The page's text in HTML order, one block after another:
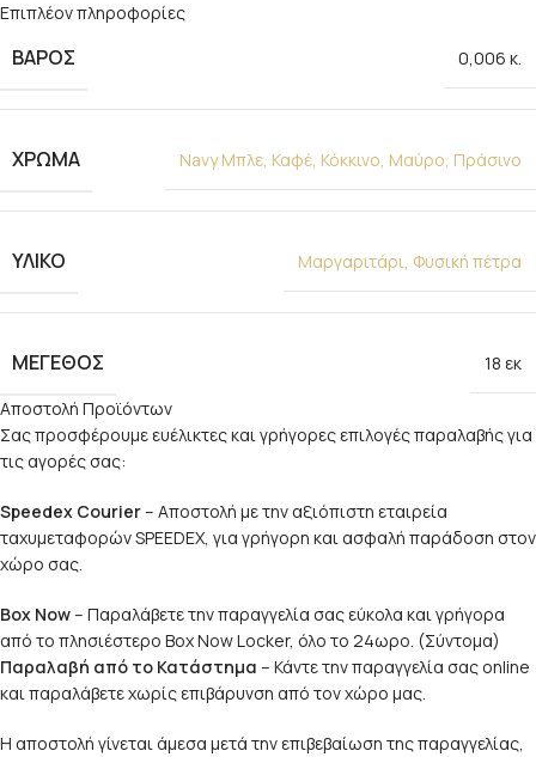
Επιπλέον πληροφορίες
ΒΆΡΟΣ 0,006 κ.
ΧΡΩΜΑ Navy Μπλε, Καφέ, Κόκκινο, Μαύρο, Πράσινο
ΥΛΙΚΌ Μαργαριτάρι, Φυσική πέτρα
ΜΈΓΕΘΟΣ
18 εκ
Αποστολή Προϊόντων
Σας προσφέρουμε ευέλικτες και γρήγορες επιλογές παραλαβής για
τις αγορές σας:
Speedex Courier– Αποστολή με την αξιόπιστη εταιρεία
ταχυμεταφορών SPEEDEX, για γρήγορη και ασφαλή παράδοση στον
χώρο σας.
Box Now– Παραλάβετε την παραγγελία σας εύκολα και γρήγορα
από το πλησιέστερο Box Now Locker, όλο το 24ωρο. (Σύντομα)
Παραλαβή από το Κατάστημα – Κάντε την παραγγελία σας online
και παραλάβετε χωρίς επιβάρυνση από τον χώρο μας.
Η αποστολή γίνεται άμεσα μετά την επιβεβαίωση της παραγγελίας,